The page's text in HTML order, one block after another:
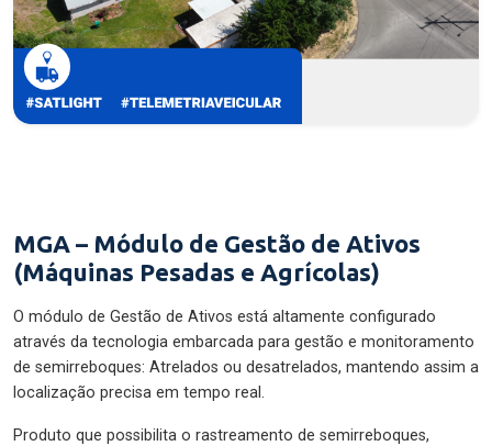
MGA – Módulo de Gestão de Ativos
(Máquinas Pesadas e Agrícolas)
O módulo de Gestão de Ativos está altamente configurado
através da tecnologia embarcada para gestão e monitoramento
de semirreboques: Atrelados ou desatrelados, mantendo assim a
localização precisa em tempo real.
Produto que possibilita o rastreamento de semirreboques,